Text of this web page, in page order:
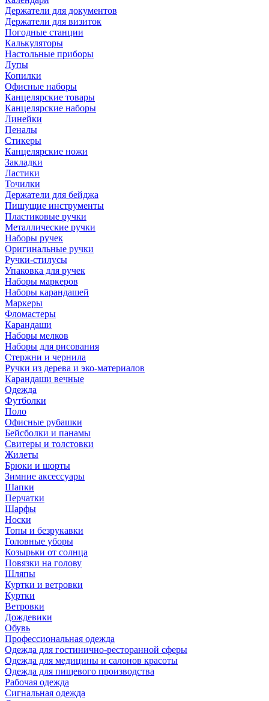
Держатели для документов
Держатели для визиток
Погодные станции
Калькуляторы
Настольные приборы
Лупы
Копилки
Офисные наборы
Канцелярские товары
Канцелярские наборы
Линейки
Пеналы
Стикеры
Канцелярские ножи
Закладки
Ластики
Точилки
Держатели для бейджа
Пишущие инструменты
Пластиковые ручки
Металлические ручки
Наборы ручек
Оригинальные ручки
Ручки-стилусы
Упаковка для ручек
Наборы маркеров
Наборы карандашей
Маркеры
Фломастеры
Карандаши
Наборы мелков
Наборы для рисования
Стержни и чернила
Ручки из дерева и эко-материалов
Карандаши вечные
Одежда
Футболки
Поло
Офисные рубашки
Бейсболки и панамы
Свитеры и толстовки
Жилеты
Брюки и шорты
Зимние аксессуары
Шапки
Перчатки
Шарфы
Носки
Топы и безрукавки
Головные уборы
Козырьки от солнца
Повязки на голову
Шляпы
Куртки и ветровки
Куртки
Ветровки
Дождевики
Обувь
Профессиональная одежда
Одежда для гостинично-ресторанной сферы
Одежда для медицины и салонов красоты
Одежда для пищевого производства
Рабочая одежда
Сигнальная одежда